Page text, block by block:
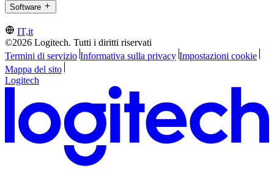
Software
IT,it
©2026 Logitech. Tutti i diritti riservati
Termini di servizio Informativa sulla privacy Impostazioni cookie
Mappa del sito
Logitech